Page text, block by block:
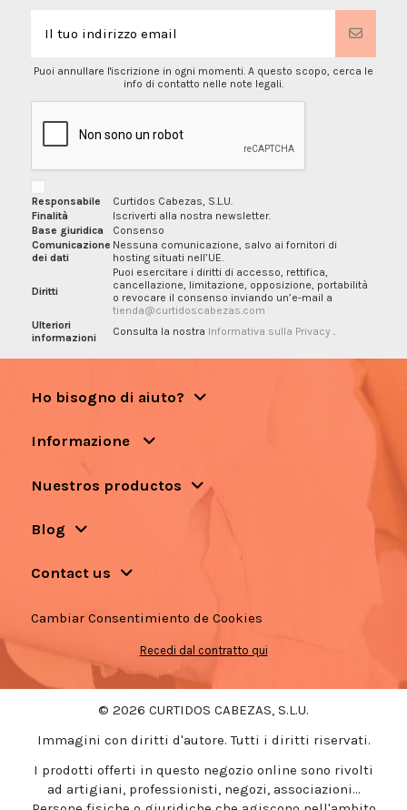
Puoi annullare l'iscrizione in ogni momenti. A questo scopo, cerca le
info di contatto nelle note legali.
Responsabile
Curtidos Cabezas, S.L.U.
Finalità
Iscriverti alla nostra newsletter.
Base giuridica
Consenso
Comunicazione
dei dati
Nessuna comunicazione, salvo ai fornitori di
hosting situati nell’UE.
Diritti
Puoi esercitare i diritti di accesso, rettifica,
cancellazione, limitazione, opposizione, portabilità
o revocare il consenso inviando un’e-mail a
tienda@curtidoscabezas.com
Ulteriori
informazioni
Consulta la nostra Informativa sulla Privacy
Ho bisogno di aiuto?
Informazione
Nuestros productos
Blog
Contact us
Cambiar Consentimiento de Cookies
Recedi dal contratto qui
© 2026 CURTIDOS CABEZAS, S.L.U.
Immagini con diritti d'autore. Tutti i diritti riservati.
I prodotti offerti in questo negozio online sono rivolti
ad artigiani, professionisti, negozi, associazioni...